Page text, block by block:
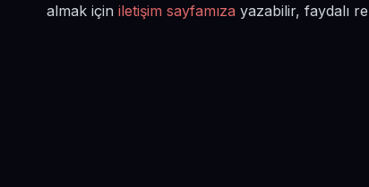
almak için iletişim sayfamıza yazabilir, faydalı